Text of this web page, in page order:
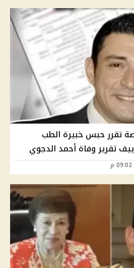
تقرر حبس خبيرة الطب
تقرير وفاة أحمد الدجوي